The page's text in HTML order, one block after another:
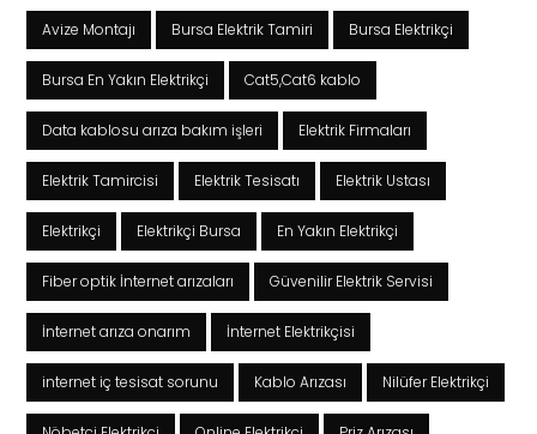
Avize Montajı Bursa Elektrik Tamiri Bursa Elektrikçi
Bursa En Yakın Elektrikçi Cat5,Cat6 kablo
Data kablosu arıza bakım işleri Elektrik Firmaları
Elektrik Tamircisi Elektrik Tesisatı Elektrik Ustası
Elektrikçi Elektrikçi Bursa En Yakın Elektrikçi
Fiber optik İnternet arızaları Güvenilir Elektrik Servisi
İnternet arıza onarım İnternet Elektrikçisi
internet iç tesisat sorunu Kablo Arızası Nilüfer Elektrikçi